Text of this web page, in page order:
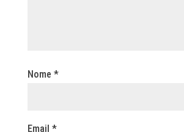
Nome *
Email *